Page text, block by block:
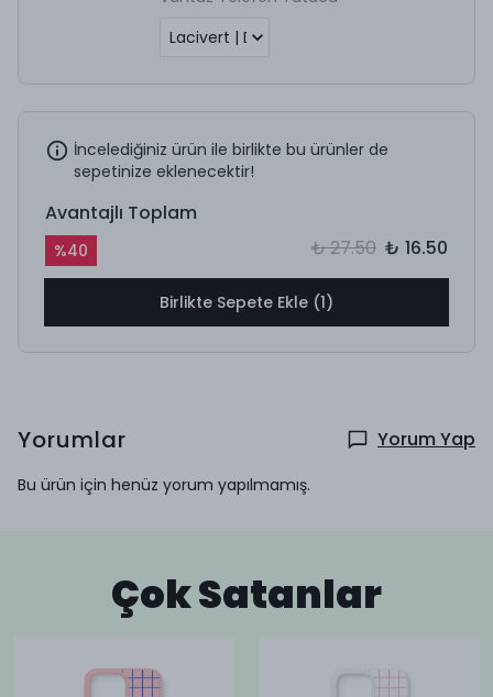
İncelediğiniz ürün ile birlikte bu ürünler de
sepetinize eklenecektir!
Avantajlı Toplam
%40 ₺ 27.50 ₺ 16.50
Birlikte Sepete Ekle (1)
Yorumlar Yorum Yap
Bu ürün için henüz yorum yapılmamış.
Çok Satanlar